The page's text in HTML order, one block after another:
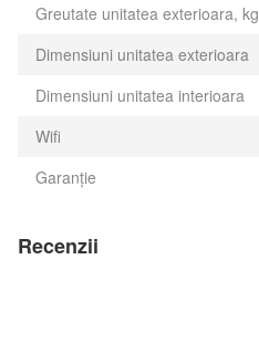
Greutate unitatea exterioara, kg
Dimensiuni unitatea exterioara
Dimensiuni unitatea interioara
Wifi
Garanție
Recenzii